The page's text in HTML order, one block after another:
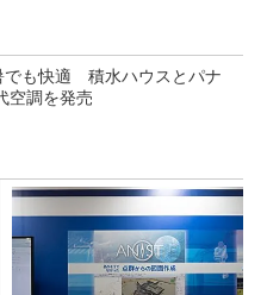
でも快適 積水ハウスとパナ
空調を発売